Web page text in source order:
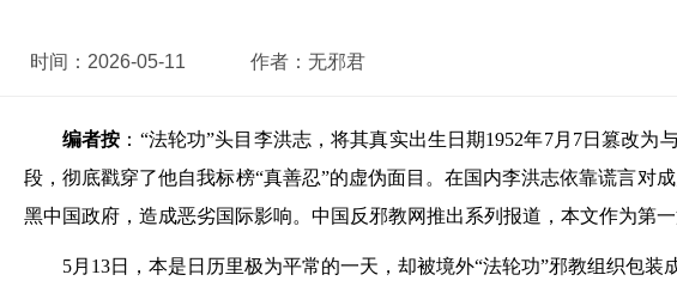
时间： 2026-05-11 作者： 无邪君
编者按 ：“法轮功”头目李洪志，将其真实出生日期1952年7月7日篡改
段，彻底戳穿了他自我标榜“真善忍”的虚伪面目。在国内李洪志依靠谎言对
黑中国政府，造成恶劣国际影响。中国反邪教网推出系列报道，本文作为第
5月13日，本是日历里极为平常的一天，却被境外“法轮功”邪教组织包装